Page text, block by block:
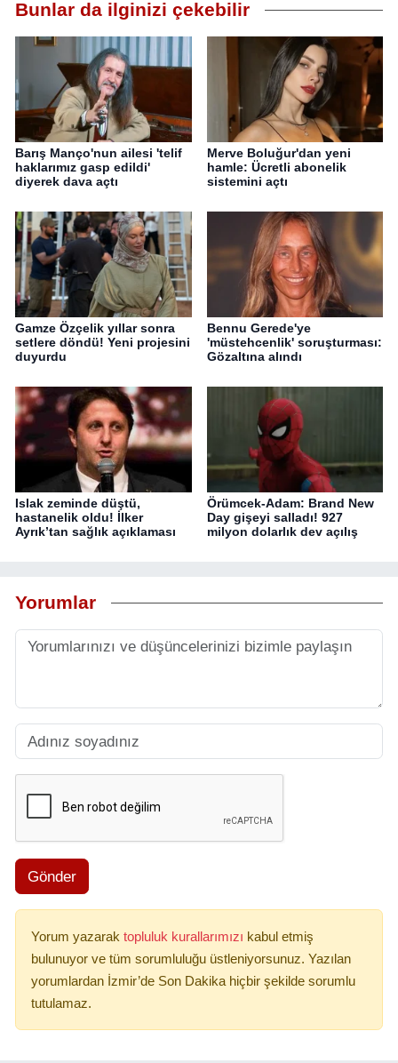
Bunlar da ilginizi çekebilir
Barış Manço'nun ailesi 'telif
haklarımız gasp edildi'
diyerek dava açtı
Merve Boluğur'dan yeni
hamle: Ücretli abonelik
sistemini açtı
Gamze Özçelik yıllar sonra
setlere döndü! Yeni projesini
duyurdu
Bennu Gerede'ye
'müstehcenlik' soruşturması:
Gözaltına alındı
Islak zeminde düştü,
hastanelik oldu! İlker
Ayrık’tan sağlık açıklaması
Örümcek-Adam: Brand New
Day gişeyi salladı! 927
milyon dolarlık dev açılış
Yorumlar
Gönder
Yorum yazarak topluluk kurallarımızı kabul etmiş
bulunuyor ve tüm sorumluluğu üstleniyorsunuz. Yazılan
yorumlardan İzmir’de Son Dakika hiçbir şekilde sorumlu
tutulamaz.